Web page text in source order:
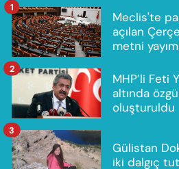
Meclis'te
açılan
metni
1
MHP’li Feti
altında
oluşturuldu
2
Gülistan
iki dalgıç
3